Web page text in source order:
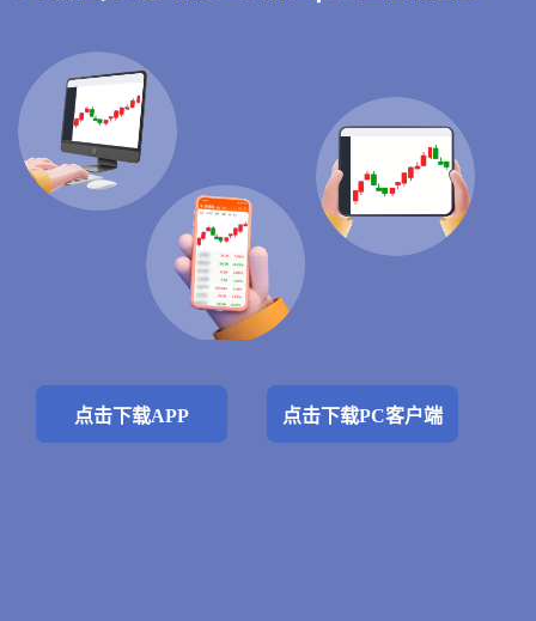
点击下载APP 点击下载PC客户端